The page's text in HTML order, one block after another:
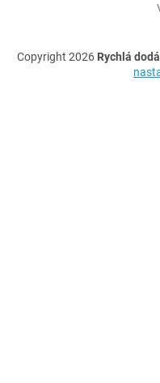
Copyright 2026 Rychlá